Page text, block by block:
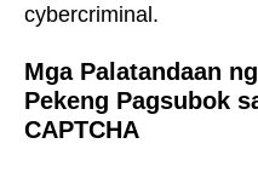
cybercriminal.
Mga Palatandaan
Pekeng Pagsubok
CAPTCHA